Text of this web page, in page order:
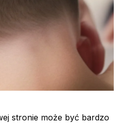
stronie może być bardzo